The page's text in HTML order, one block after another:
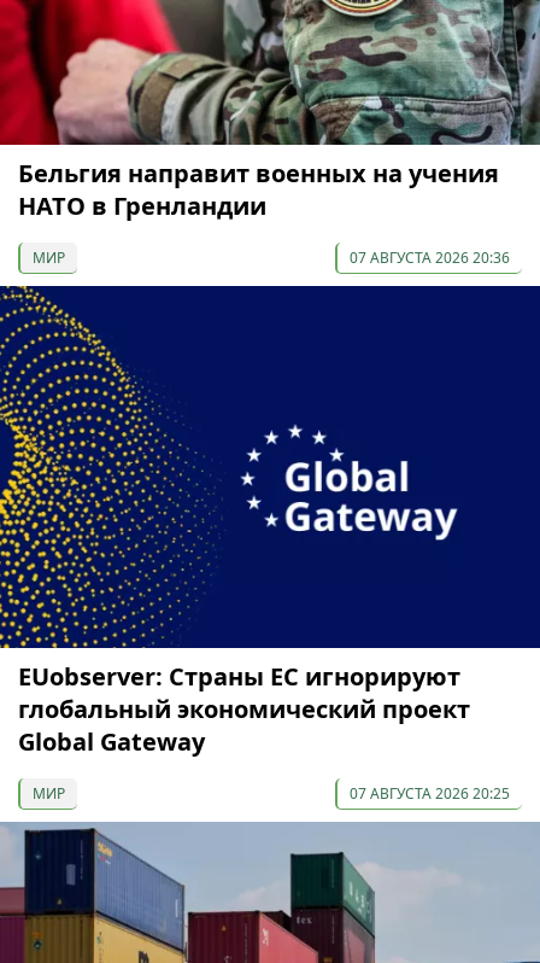
Бельгия направит военных на учения
НАТО в Гренландии
МИР 07 АВГУСТА 2026 20:36
EUobserver: Страны ЕС игнорируют
глобальный экономический проект
Global Gateway
МИР 07 АВГУСТА 2026 20:25